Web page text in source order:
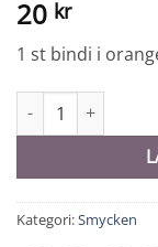
20 kr
1 st bindi i
Bindi - 9974 mängd
Kategori:Smycken